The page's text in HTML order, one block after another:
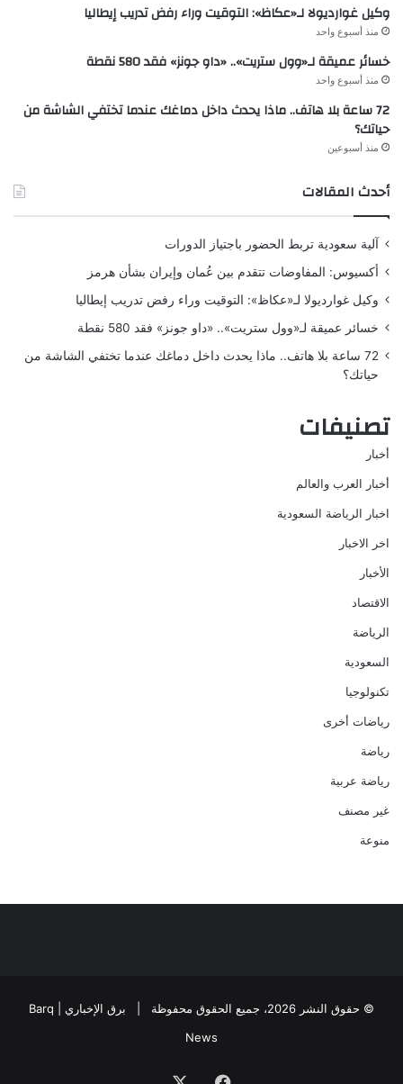
وكيل غوارديولا لـ«عكاظ»: التوقيت وراء رفض تدريب إيطاليا
منذ أسبوع واحد
خسائر عميقة لـ«وول ستريت».. «داو جونز» فقد 580 نقطة
منذ أسبوع واحد
72 ساعة بلا هاتف.. ماذا يحدث داخل دماغك عندما تختفي الشاشة من
حياتك؟
منذ أسبوعين
أحدث المقالات
آلية سعودية تربط الحضور باجتياز الدورات
أكسيوس: المفاوضات تتقدم بين عُمان وإيران بشأن هرمز
وكيل غوارديولا لـ«عكاظ»: التوقيت وراء رفض تدريب إيطاليا
خسائر عميقة لـ«وول ستريت».. «داو جونز» فقد 580 نقطة
72 ساعة بلا هاتف.. ماذا يحدث داخل دماغك عندما تختفي الشاشة من
حياتك؟
تصنيفات
أخبار
أخبار العرب والعالم
اخبار الرياضة السعودية
اخر الاخبار
الأخبار
الاقتصاد
الرياضة
السعودية
تكنولوجيا
رياضات أخرى
رياضة
رياضة عربية
غير مصنف
منوعة
© حقوق النشر 2026، جميع الحقوق محفوظة |
برق الإخباري | Barq
News